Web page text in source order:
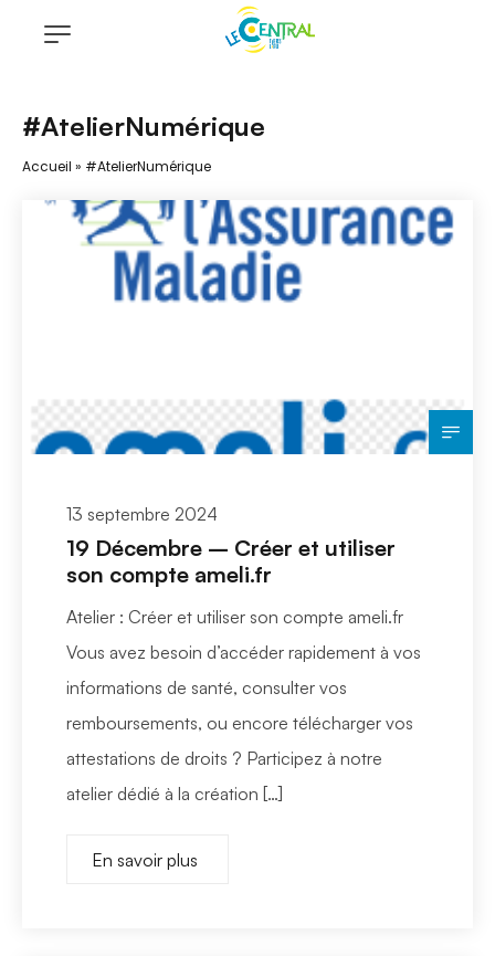
#AtelierNumérique
Accueil » #AtelierNumérique
13 septembre 2024
19 Décembre – Créer et utiliser
son compte ameli.fr
Atelier : Créer et utiliser son compte ameli.fr
Vous avez besoin d’accéder rapidement à vos
informations de santé, consulter vos
remboursements, ou encore télécharger vos
attestations de droits ? Participez à notre
atelier dédié à la création […]
En savoir plus